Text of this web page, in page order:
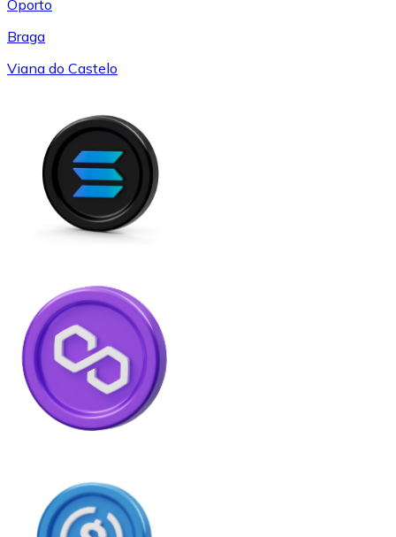
Oporto
Braga
Viana do Castelo